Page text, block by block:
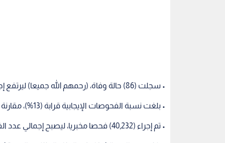
• سجلت (86) حالة وفاة، (رحمهم الله جميعا) ليرتفع إجمالي عدد الوفيات إلى (7469) حالة.
• بلغت نسبة الفحوصات الإيجابية قرابة (13%)، مقارنة مع (13.62%) يوم أمس.
• تم إجراء (40,232) فحصا مخبريا، ليصبح إجمالي عدد الفحوصات (6,198,917) فحصا.